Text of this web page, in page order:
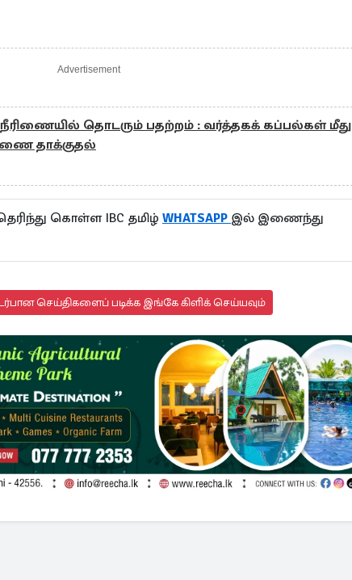
Advertisement
தொடரும் பதற்றம் : வர்த்தகக் கப்பல்கள் மீது
தாக்குதல்
கொள்ள IBC தமிழ் WHATSAPP இல் இணைந்து
செய்திகளைப் படிக்க இங்கே கிளிக் செய்யவும்